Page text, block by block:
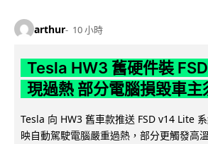
arthur 10 小時
Tesla HW3 舊硬件裝
現過熱 部分電腦損毀車主
Tesla 向 HW3 舊車款推送 FSD v14 Lite
映自動駕駛電腦嚴重過熱，部分更觸發高